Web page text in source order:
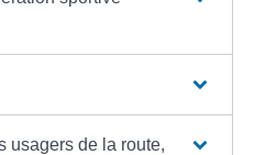
usagers de la route,